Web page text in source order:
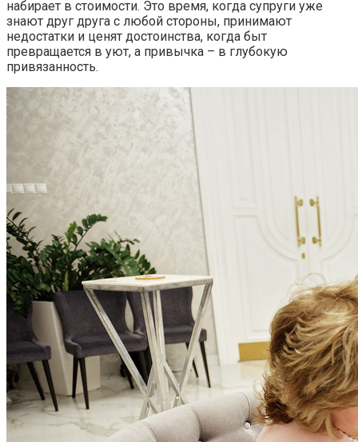
набирает в стоимости. Это время, когда супруги уже
знают друг друга с любой стороны, принимают
недостатки и ценят достоинства, когда быт
превращается в уют, а привычка – в глубокую
привязанность.